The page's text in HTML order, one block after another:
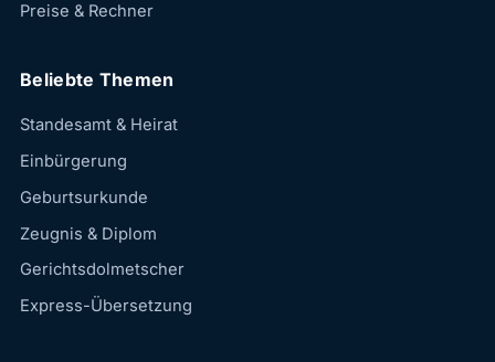
Preise & Rechner
Beliebte Themen
Standesamt & Heirat
Einbürgerung
Geburtsurkunde
Zeugnis & Diplom
Gerichtsdolmetscher
Express-Übersetzung